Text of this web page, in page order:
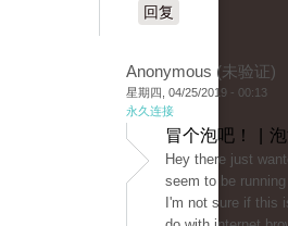
回复
Anonymous (未验证)
星期四, 04/25/2019 - 00:13
永久连接
冒个泡吧！ |
Hey there just
seem to be
I'm not sure if this